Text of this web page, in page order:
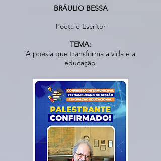
BRÁULIO BESSA
Poeta e Escritor
TEMA:
A poesia que transforma a vida e a
educação.